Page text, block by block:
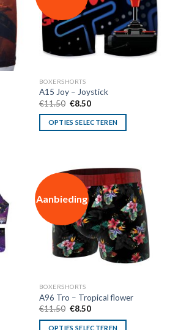
BOXERSHORTS
A15 Joy – Joystick
€11.50 Oorspronkelijke
was:
€11.50.
€8.50Huidige
is:
€8.50.
OPTIES SELECTEREN
Aanbieding
BOXERSHORTS
A96 Tro – Tropical flower
€11.50 Oorspronkelijke
was:
€8.50Huidige
is:
OPTIES SELECTEREN